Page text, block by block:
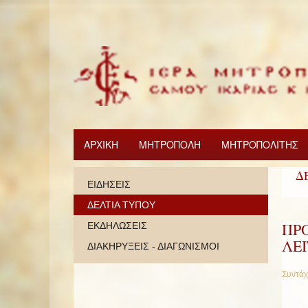
ΑΡΧΙΚΗ ΜΗΤΡΟΠΟΛΗ ΜΗΤΡΟΠΟΛΙΤΗΣ
ΕΙΔΗΣΕΙΣ
ΔΕΛΤΙΑ ΤΥΠΟΥ
ΕΚΔΗΛΩΣΕΙΣ
ΔΙΑΚΗΡΥΞΕΙΣ - ΔΙΑΓΩΝΙΣΜΟΙ